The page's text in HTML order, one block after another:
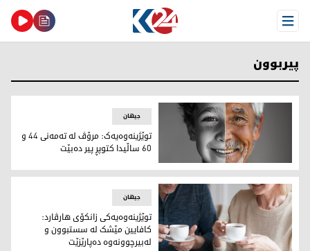
Open Menu
پیربوون
توێژینەوەیەک: مرۆڤ لە تەمەنی 44 و 60 ساڵیدا کتوپڕ پیر دەبێت
جیهان
توێژینەوەیەک: مرۆڤ لە تەمەنی 44 و
60 ساڵیدا کتوپڕ پیر دەبێت
جیهان
توێژینەوەیەکی زانکۆی هارڤارد:
کافایین مێشک لە سستبوون و
لەبیرچوونەوە دەپارێزێت